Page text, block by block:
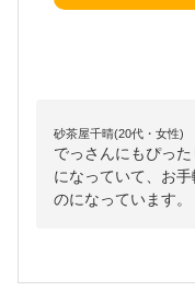
砂茶屋千晴(20代・女性)
でっさんにもぴっ
になっていて、お
のになっています。